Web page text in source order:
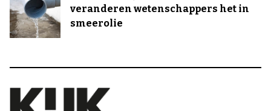
veranderen wetenschappers het in
smeerolie